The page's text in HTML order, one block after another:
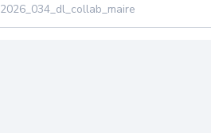
2026_034_dl_collab_maire